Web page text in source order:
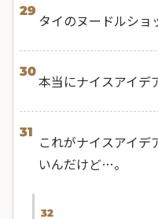
29
タイのヌードルショ
30
本当にナイスアイデ
31
これがナイスアイ
いんだけど…。
32